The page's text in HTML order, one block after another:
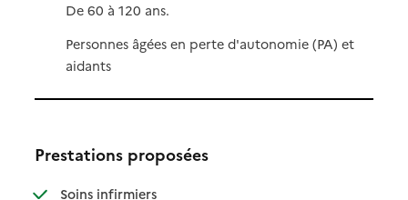
De 60 à 120 ans.
Personnes âgées en perte d'autonomie (PA) et
aidants
Prestations proposées
Soins infirmiers: disponible
: non disponible